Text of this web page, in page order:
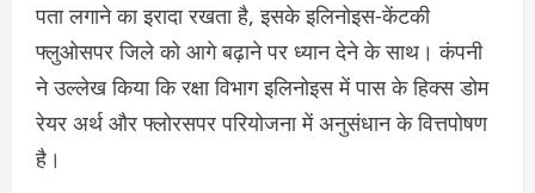
पता लगाने का इरादा रखता है, इसके इलिनोइस-केंटकी
फ्लुओसपर जिले को आगे बढ़ाने पर ध्यान देने के साथ। कंपनी
ने उल्लेख किया कि रक्षा विभाग इलिनोइस में पास के हिक्स डोम
रेयर अर्थ और फ्लोरसपर परियोजना में अनुसंधान के वित्तपोषण
है।